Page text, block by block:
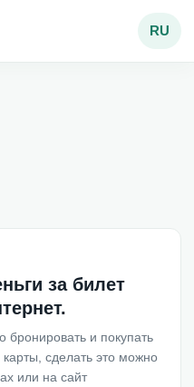
RU
за билет
бронировать и покупать
сделать это можно
или на сайт